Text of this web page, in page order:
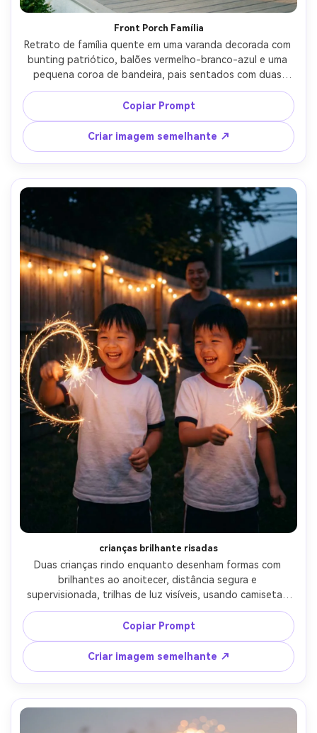
Front Porch Família
Retrato de família quente em uma varanda decorada com
bunting patriótico, balões vermelho-branco-azul e uma
pequena coroa de bandeira, pais sentados com duas
crianças, todos sorrindo naturalmente, sol da tarde com
sombras suaves, tirado em Canon R6 Mark II, 50mm f/1.8,
molduras ao nível dos olhos, detalhes realistas,
classificação de cores brilhantes limpas-AR 4:5
Copiar Prompt
Criar imagem semelhante ↗
crianças brilhante risadas
Duas crianças rindo enquanto desenham formas com
brilhantes ao anoitecer, distância segura e
supervisionada, trilhas de luz visíveis, usando camisetas
brancas correspondentes com sotaques vermelhos e
azuis sutis, cerca do quintal com luzes de corda,
disparada em Sony A7IV, 35mm f/1.8, efeito ligeiramente
longo de exposição, rostos afiados, fotorealista, humor
alegre-AR 4:5
Copiar Prompt
Criar imagem semelhante ↗
Crie imagens com
IA sem limites.
100% grátis!
Comece Grátis →